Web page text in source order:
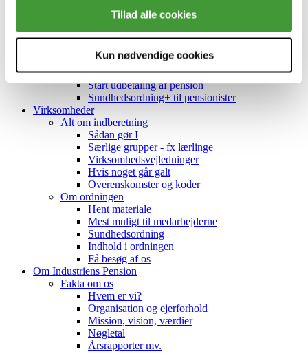
Tillad alle cookies
Kun nødvendige cookies
Flytter du til udlandet?
Seniorer
Få en senioranalyse
Planlæg udbetalingen af din pension
Start udbetaling af pension
Sundhedsordning+ til pensionister
Virksomheder
Alt om indberetning
Sådan gør I
Særlige grupper - fx lærlinge
Virksomhedsvejledninger
Hvis noget går galt
Overenskomster og koder
Om ordningen
Hent materiale
Mest muligt til medarbejderne
Sundhedsordning
Indhold i ordningen
Få besøg af os
Om Industriens Pension
Fakta om os
Hvem er vi?
Organisation og ejerforhold
Mission, vision, værdier
Nøgletal
Årsrapporter mv.